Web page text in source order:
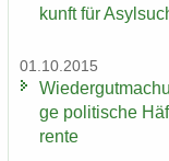
kunft für
01.10.2015
ge po­li­ti­sche
ren­te